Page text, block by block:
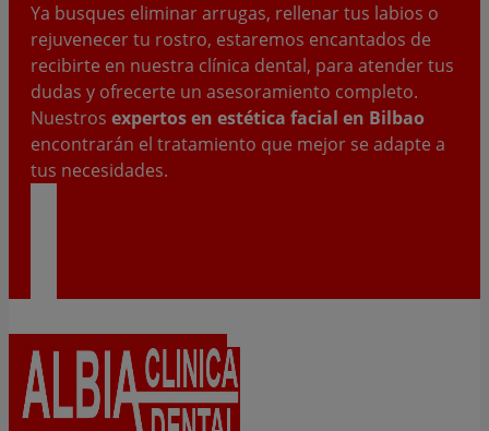
Ya busques eliminar arrugas, rellenar tus labios o
rejuvenecer tu rostro, estaremos encantados de
recibirte en nuestra clínica dental, para atender tus
dudas y ofrecerte un asesoramiento completo.
Nuestros expertos en estética facial en Bilbao
encontrarán el tratamiento que mejor se adapte a
tus necesidades.